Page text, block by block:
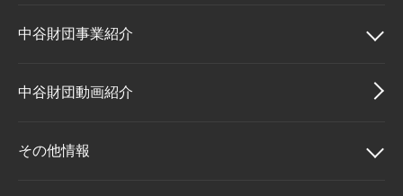
中谷財団について
理事長挨拶
設立趣意書
中谷財団事業紹介
中谷財団事業紹介
中谷賞
中谷財団動画紹介
その他情報